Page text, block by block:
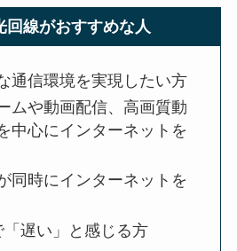
回線がおすすめな人
通信環境を実現したい方
ムや動画配信、高画質動
中心にインターネットを
同時にインターネットを
遅い」と感じる方